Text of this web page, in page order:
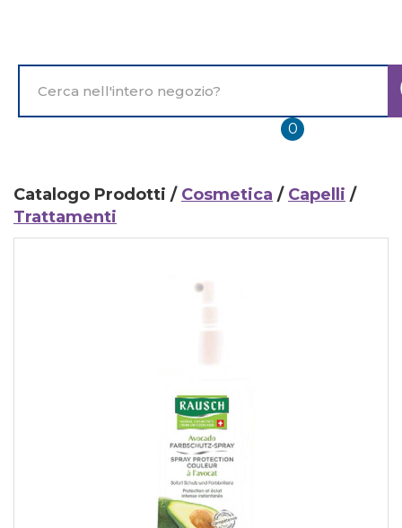
principale
Prodotto
0prodotti
inseriti
Catalogo Prodotti / Cosmetica / Capelli /
Trattamenti